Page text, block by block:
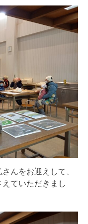
んをお迎えして、
ていただきまし